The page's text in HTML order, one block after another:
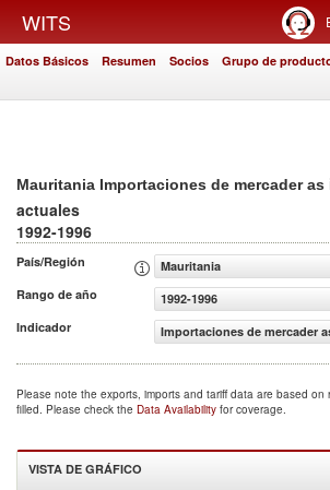
WITS
Datos Básicos Resumen Socios Grupo de
Mauritania Importaciones de mercader as
actuales
1992-1996
País/Región
Mauritania
Rango de año
1992-1996
Indicador
Importaciones de mercader
Please note the exports, imports and tariff data are based
filled. Please check the Data Availability for coverage.
VISTA DE GRÁFICO